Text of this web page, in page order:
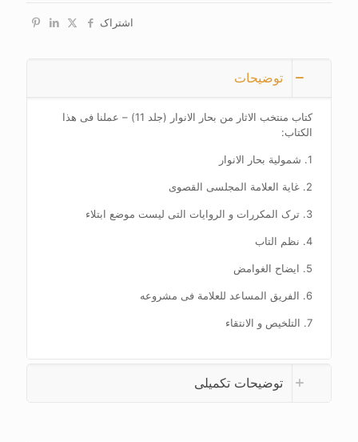
اشتراک
توضیحات
کتاب منتخب الاثار من بحار الانوار (جلد 11) – عملنا فی هذا
الکتاب:
1. شمولیة بحار الانوار
2. غایة العلامة المجلسی القصوی
3. ترک المکررات و الروایات التی لیست موضع ابتلاء
4. نظم التاب
5. ایضاح الغوامض
6. الفریق المساعد للعلامة فی مشروعه
7. التلخیص و الانتقاء
توضیحات تکمیلی